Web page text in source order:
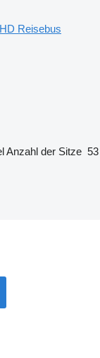
Reisebus
Anzahl der Sitze 53